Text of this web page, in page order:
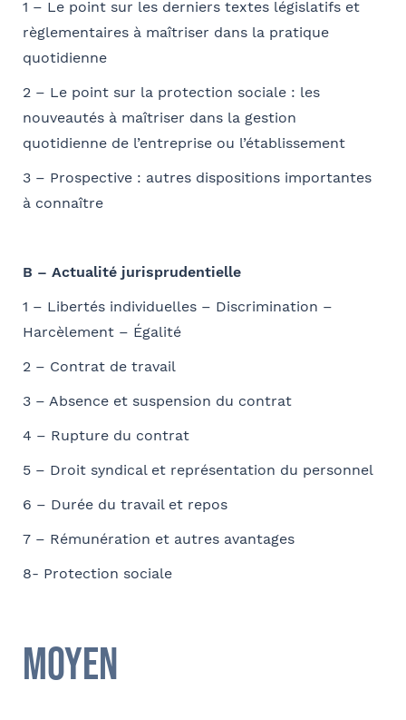
1 – Le point sur les derniers textes législatifs et
règlementaires à maîtriser dans la pratique
quotidienne
2 – Le point sur la protection sociale : les
nouveautés à maîtriser dans la gestion
quotidienne de l’entreprise ou l’établissement
3 – Prospective : autres dispositions importantes
à connaître
B – Actualité jurisprudentielle
1 – Libertés individuelles – Discrimination –
Harcèlement – Égalité
2 – Contrat de travail
3 – Absence et suspension du contrat
4 – Rupture du contrat
5 – Droit syndical et représentation du personnel
6 – Durée du travail et repos
7 – Rémunération et autres avantages
8- Protection sociale
Moyen
Coordonnées de l’organisme
Je parraine un participantFACULTATIF
Prénom
Société
E-mail
Bureau formateur
et d'invitations aux formations et événements
Je m'inscris
modifiée en 2004, vous bénéficiez d’un droit d’accès et de
exercer en adressant un mail à communication@barthelemy-
Rechercher
Sélectionnez votre bureau